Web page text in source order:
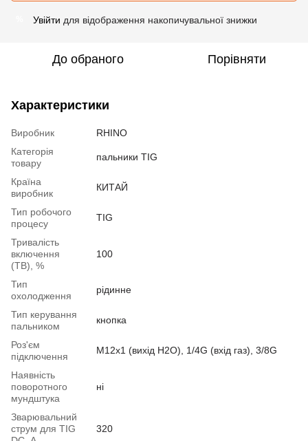
Увійти для відображення накопичувальної знижки
До обраного Порівняти
Характеристики
Виробник
RHINO
Категорія
товару
пальники TIG
Країна
виробник
КИТАЙ
Тип робочого
процесу
TIG
Тривалість
включення
(ТВ), %
100
Тип
охолодження
рідинне
Тип керування
пальником
кнопка
Роз'єм
підключення
M12x1 (вихід H2O), 1/4G (вхід газ), 3/8G
Наявність
поворотного
мундштука
ні
Зварювальний
струм для TIG
320